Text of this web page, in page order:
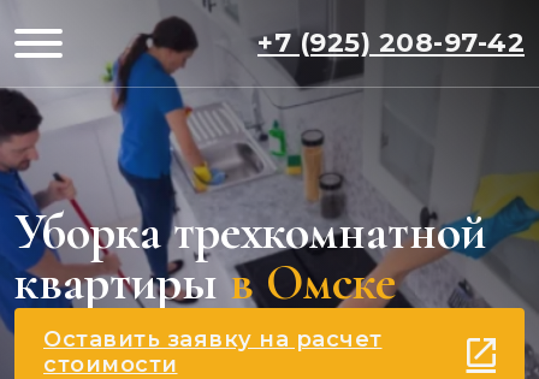
+7 (925) 208-97-42
Уборка трехкомнатной
квартиры в Омске
Оставить заявку на расчет
стоимости